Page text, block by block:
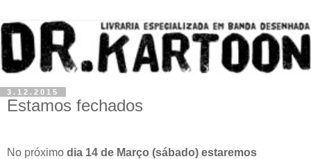
3.12.2015
Estamos fechados
No próximo dia 14 de Março (sábado) estaremos